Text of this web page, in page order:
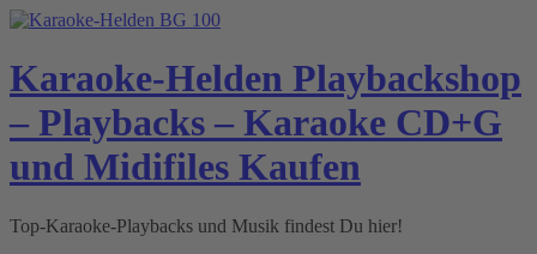
Skip
content
Karaoke-Helden Playbackshop
– Playbacks – Karaoke CD+G
und Midifiles Kaufen
Top-Karaoke-Playbacks und Musik findest Du hier!